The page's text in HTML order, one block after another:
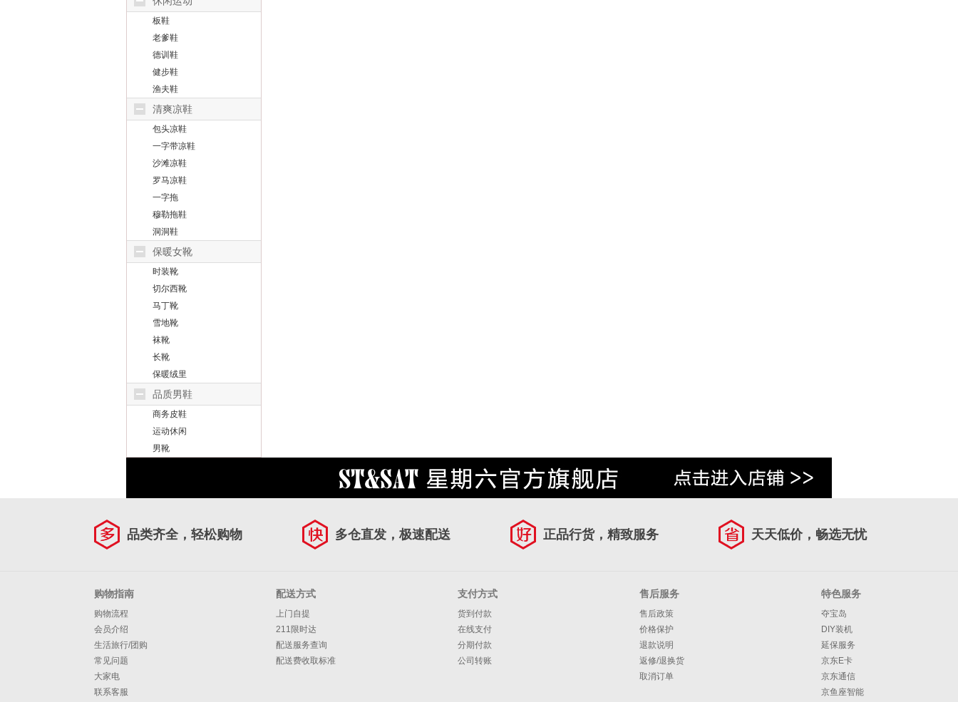
板鞋
老爹鞋
德训鞋
健步鞋
渔夫鞋
清爽凉鞋
包头凉鞋
一字带凉鞋
沙滩凉鞋
罗马凉鞋
一字拖
穆勒拖鞋
洞洞鞋
保暖女靴
时装靴
切尔西靴
马丁靴
雪地靴
袜靴
长靴
保暖绒里
品质男鞋
商务皮鞋
运动休闲
男靴
品类齐全，轻松购物 多仓直发，极速配送 正品行货，精致服务 天天低价，畅选无忧
购物指南
购物流程
会员介绍
生活旅行/团购
常见问题
大家电
联系客服
配送方式
上门自提
211限时达
配送服务查询
配送费收取标准
支付方式
货到付款
在线支付
分期付款
公司转账
售后服务
售后政策
价格保护
退款说明
返修/退换货
取消订单
特色服务
夺宝岛
DIY装机
延保服务
京东E卡
京东通信
京鱼座智能